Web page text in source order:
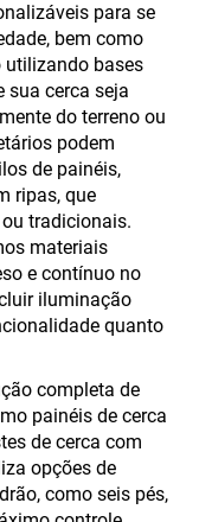
para se
bem como
utilizando bases
sua cerca seja
do terreno ou
podem
de painéis,
ripas, que
tradicionais.
materiais
e contínuo no
iluminação
quanto
completa de
painéis de cerca
de cerca com
opções de
como seis pés,